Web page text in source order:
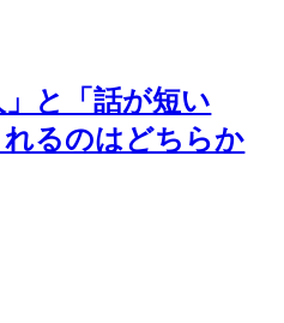
」と「話が短い
れるのはどちらか